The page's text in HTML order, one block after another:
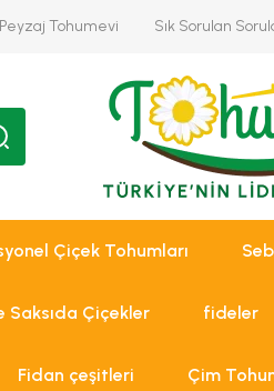
Peyzaj Tohumevi Sık Sorulan
Çiçek Tohumları
Saksıda Çiçekler fideler
Fidan çeşitleri Çim